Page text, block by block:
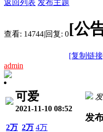
返回列表 发布主题
查看: 14744|回复: 0[公
[复制链
admin
可爱
2021-11-10 08:52
2万 2万 4万
发